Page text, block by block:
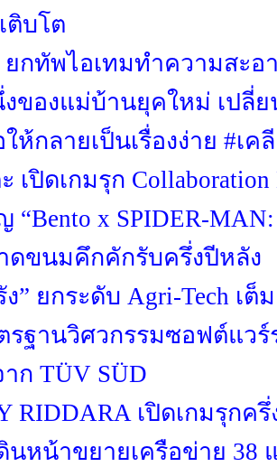
ติบโต
กทัพไอเทมทำความสะอ
งของแม่บ้านยุคใหม่ เปลี่
ห้กลายเป็นเรื่องง่าย #เ
เปิดเกมรุก
“Bento x SPIDER-
ดขนมคึกคักรับครึ่งปีหลัง
ง” ยกระดับ Agri-Tech เ
รฐานวิศวกรรมซอฟต์แวร์
าก TÜV SÜD
RIDDARA เปิดเกมรุกค
ดินหน้าขยายเครือข่าย 38